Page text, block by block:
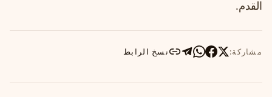
القدم.
مشاركة: نسخ الرابط